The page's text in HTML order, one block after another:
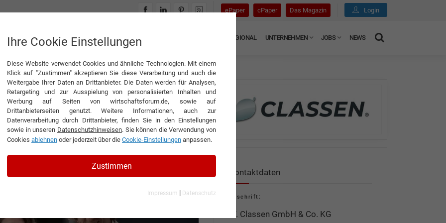
ePaper cPaper Das Magazin Login
INTERVIEWS REGIONAL UNTERNEHMEN JOBS NEWS
Diele
zur Diele
Designer der W. Classen GmbH & Co.
Kontaktdaten
Anschrift:
W. Classen GmbH & Co. KG
Ihre Cookie Einstellungen
Diese Website verwendet Cookies und ähnliche Technologien. Mit einem
Klick auf "Zustimmen" akzeptieren Sie diese Verarbeitung und auch die
Weitergabe Ihrer Daten an Drittanbieter. Die Daten werden für Analysen,
Retargeting und zur Ausspielung von personalisierten Inhalten und
Werbung auf Seiten von wirtschaftsforum.de, sowie auf
Drittanbieterseiten genutzt. Weitere Informationen, auch zur
Datenverarbeitung durch Drittanbieter, finden Sie in den Einstellungen
sowie in unseren Datenschutzhinweisen. Sie können die Verwendung von
Cookies ablehnen oder jederzeit über die Cookie-Einstellungen anpassen.
Zustimmen
Impressum | Datenschutz